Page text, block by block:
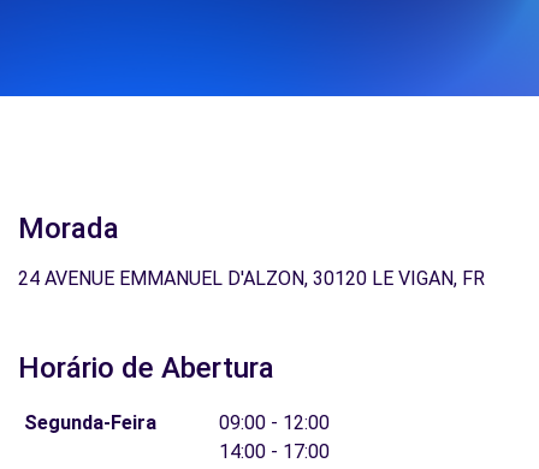
Morada
24 AVENUE EMMANUEL D'ALZON, 30120 LE VIGAN, FR
Horário de Abertura
Segunda-Feira
09:00 - 12:00
14:00 - 17:00